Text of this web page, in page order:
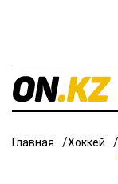
Главная Хоккей